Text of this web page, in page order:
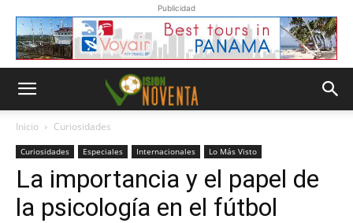
Publicidad
Inicio Curiosidades
Curiosidades Especiales Internacionales Lo Más Visto
La importancia y el papel de
la psicología en el fútbol